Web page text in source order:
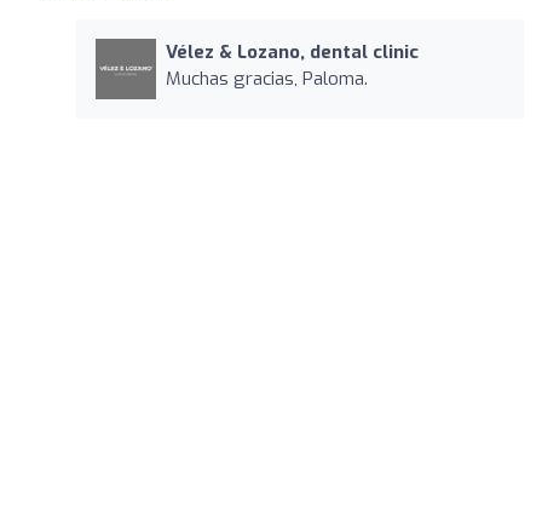
Vélez & Lozano, dental clinic
Muchas gracias, Paloma.